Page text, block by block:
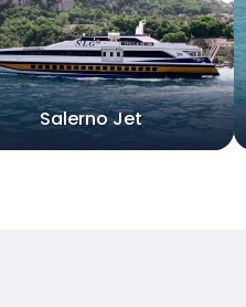
Salerno Jet